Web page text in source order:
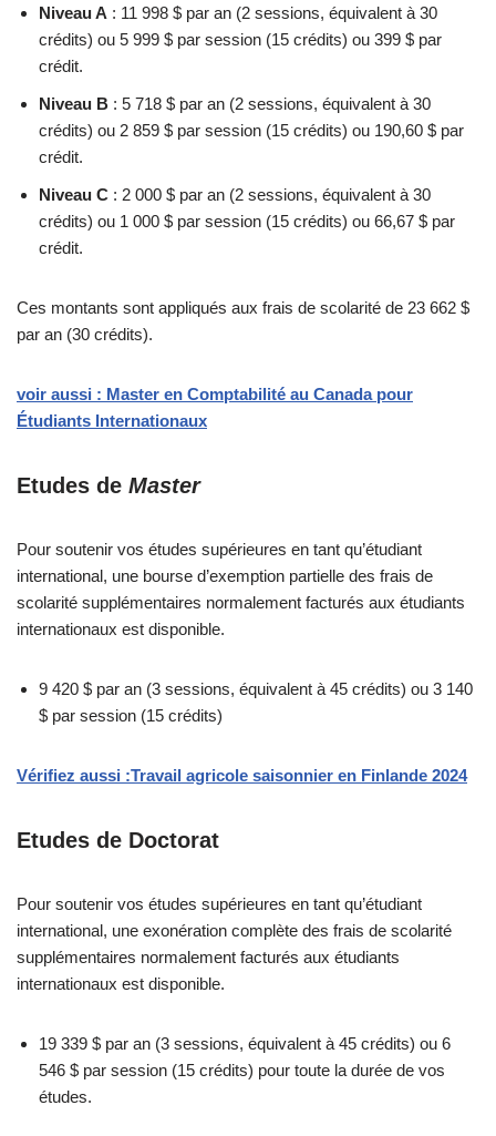
Niveau A : 11 998 $ par an (2 sessions, équivalent à 30
crédits) ou 5 999 $ par session (15 crédits) ou 399 $ par
crédit.
Niveau B : 5 718 $ par an (2 sessions, équivalent à 30
crédits) ou 2 859 $ par session (15 crédits) ou 190,60 $ par
crédit.
Niveau C : 2 000 $ par an (2 sessions, équivalent à 30
crédits) ou 1 000 $ par session (15 crédits) ou 66,67 $ par
crédit.
Ces montants sont appliqués aux frais de scolarité de 23 662 $
par an (30 crédits).
voir aussi : Master en Comptabilité au Canada pour
Étudiants Internationaux
Etudes de Master
Pour soutenir vos études supérieures en tant qu’étudiant
international, une bourse d’exemption partielle des frais de
scolarité supplémentaires normalement facturés aux étudiants
internationaux est disponible.
9 420 $ par an (3 sessions, équivalent à 45 crédits) ou 3 140
$ par session (15 crédits)
Vérifiez aussi :Travail agricole saisonnier en Finlande 2024
Etudes de Doctorat
Pour soutenir vos études supérieures en tant qu’étudiant
international, une exonération complète des frais de scolarité
supplémentaires normalement facturés aux étudiants
internationaux est disponible.
19 339 $ par an (3 sessions, équivalent à 45 crédits) ou 6
546 $ par session (15 crédits) pour toute la durée de vos
études.